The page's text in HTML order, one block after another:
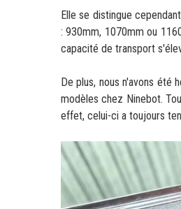
Elle se distingue
: 930mm, 1070mm ou
capacité de transport
De plus, nous n'avons été
modèles chez Ninebot.
effet, celui-ci a toujours